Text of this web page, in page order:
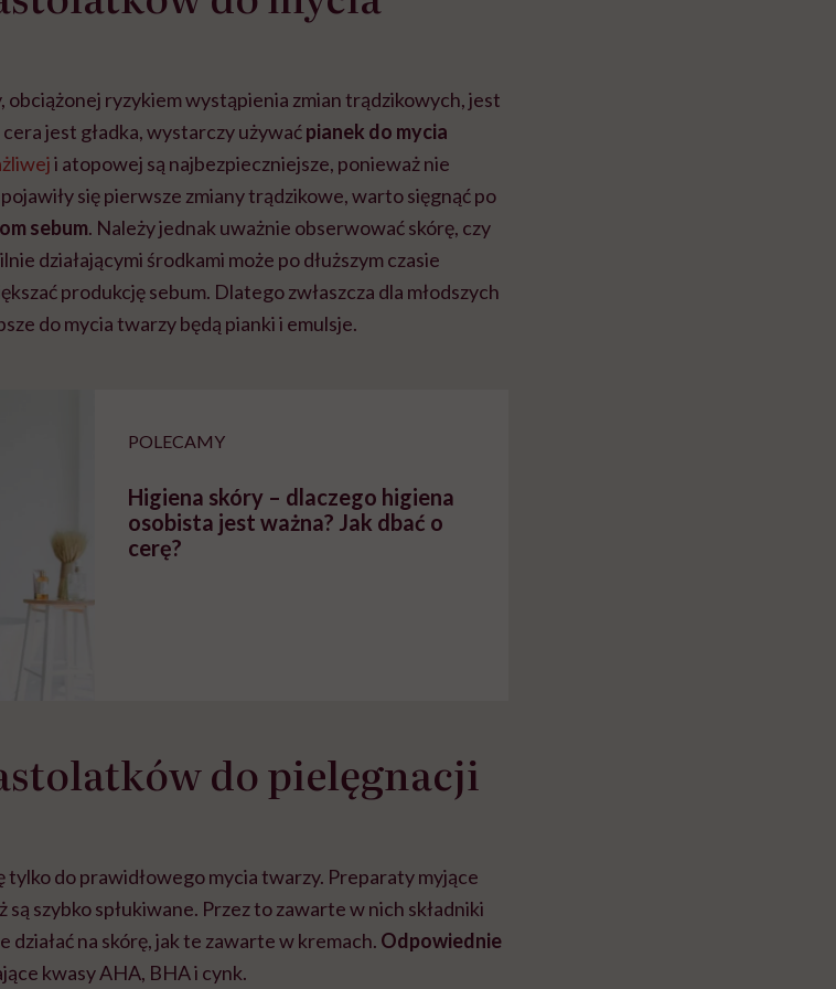
obciążonej ryzykiem wystąpienia zmian trądzikowych, jest
cera jest gładka, wystarczy używaćpianek do mycia
i atopowej są najbezpieczniejsze, ponieważ nie
się pierwsze zmiany trądzikowe, warto sięgnąć po
sebum. Należy jednak uważnie obserwować skórę, czy
działającymi środkami może po dłuższym czasie
produkcję sebum. Dlatego zwłaszcza dla młodszych
do mycia twarzy będą pianki i emulsje.
POLECAMY
Higiena skóry – dlaczego higiena
osobista jest ważna? Jak dbać o
cerę?
do pielęgnacji
tylko do prawidłowego mycia twarzy. Preparaty myjące
szybko spłukiwane. Przez to zawarte w nich składniki
na skórę, jak te zawarte w kremach. Odpowiednie
kwasy AHA, BHA i cynk.